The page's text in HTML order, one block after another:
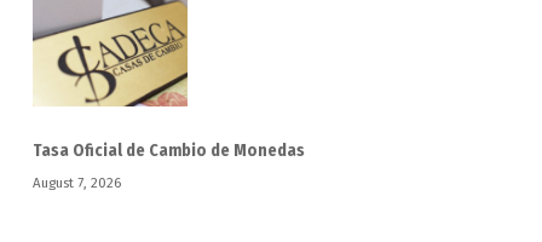
Tasa Oficial de Cambio de Monedas
August 7, 2026